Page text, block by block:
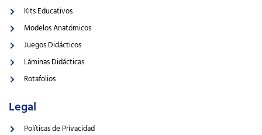
Kits Educativos
Modelos Anatómicos
Juegos Didácticos
Láminas Didácticas
Rotafolios
Legal
Políticas de Privacidad